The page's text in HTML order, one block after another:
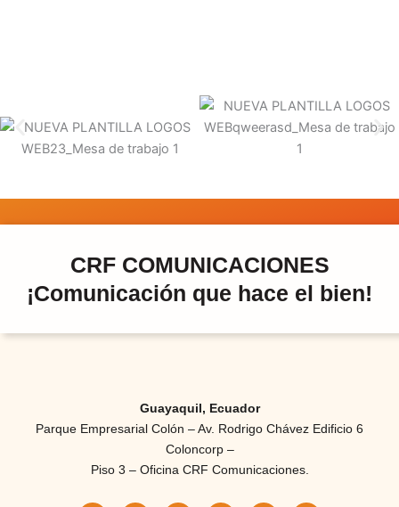
CRF COMUNICACIONES
¡Comunicación que hace el bien!
Guayaquil, Ecuador
Parque Empresarial Colón – Av. Rodrigo Chávez Edificio 6
Coloncorp –
Piso 3 – Oficina CRF Comunicaciones.